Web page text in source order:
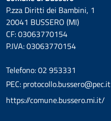
P.zza Diritti dei Bambini, 1
20041 BUSSERO (MI)
CF: 03063770154
P.IVA: 03063770154
Telefono: 02 953331
PEC: protocollo.bussero@pec.it
https://comune.bussero.mi.it/